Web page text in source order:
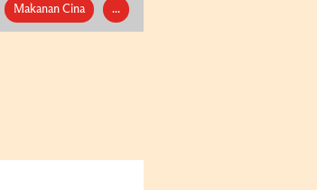
Makanan Cina ...